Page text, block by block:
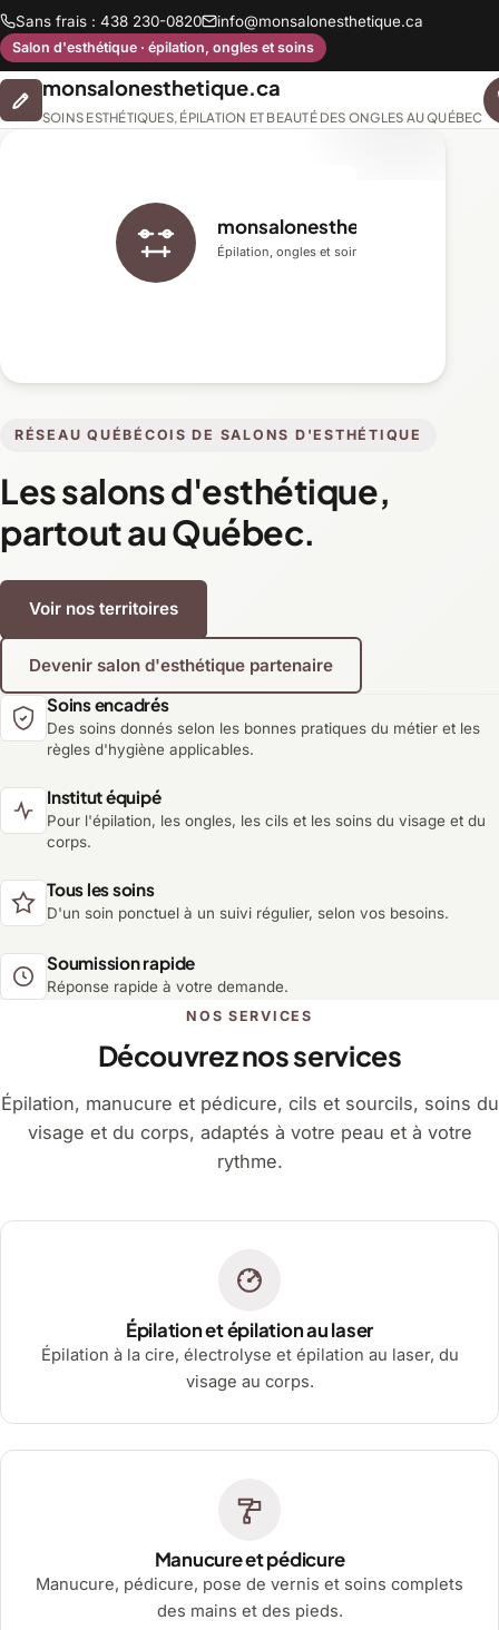
Sans frais : 438 230-0820 info@monsalonesthetique.ca
Salon d'esthétique · épilation, ongles et soins
monsalonesthetique.ca
SOINS ESTHÉTIQUES, ÉPILATION ET BEAUTÉ DES ONGLES AU QUÉBEC
RÉSEAU QUÉBÉCOIS DE SALONS D'ESTHÉTIQUE
Les salons d'esthétique,
partout au Québec.
Voir nos territoires
Devenir salon d'esthétique partenaire
monsalonesthetique.ca
Épilation, ongles et soins du visage
Soins encadrés
Des soins donnés selon les bonnes pratiques du métier et les
règles d'hygiène applicables.
Institut équipé
Pour l'épilation, les ongles, les cils et les soins du visage et du
corps.
Tous les soins
D'un soin ponctuel à un suivi régulier, selon vos besoins.
Soumission rapide
Réponse rapide à votre demande.
NOS SERVICES
Découvrez nos services
Épilation, manucure et pédicure, cils et sourcils, soins du
visage et du corps, adaptés à votre peau et à votre
rythme.
Épilation et épilation au laser
Épilation à la cire, électrolyse et épilation au laser, du
visage au corps.
Manucure et pédicure
Manucure, pédicure, pose de vernis et soins complets
des mains et des pieds.